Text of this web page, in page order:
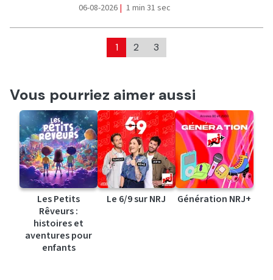
06-08-2026 | 1 min 31 sec
1 2 3
Vous pourriez aimer aussi
Les Petits
Rêveurs :
histoires et
aventures pour
enfants
Le 6/9 sur NRJ Génération NRJ+